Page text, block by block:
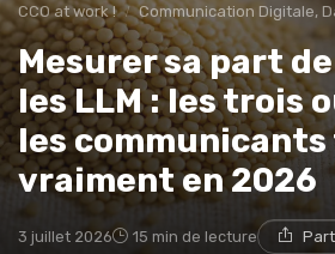
CCO at work ! Communication Digitale, Data &
Mesurer sa part
les LLM : les trois
les
vraiment en 2026
3 juillet 2026 15 min de lecture